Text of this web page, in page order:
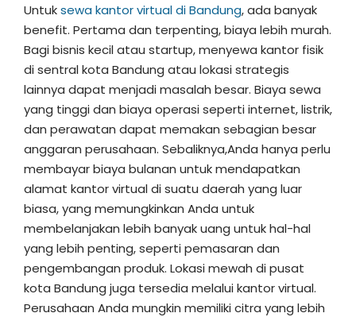
Untuksewa kantor virtual di Bandung, ada banyak
benefit. Pertama dan terpenting, biaya lebih murah.
Bagi bisnis kecil atau startup, menyewa kantor fisik
di sentral kota Bandung atau lokasi strategis
lainnya dapat menjadi masalah besar. Biaya sewa
yang tinggi dan biaya operasi seperti internet, listrik,
dan perawatan dapat memakan sebagian besar
anggaran perusahaan. Sebaliknya,Anda hanya perlu
membayar biaya bulanan untuk mendapatkan
alamat kantor virtual di suatu daerah yang luar
biasa, yang memungkinkan Anda untuk
membelanjakan lebih banyak uang untuk hal-hal
yang lebih penting, seperti pemasaran dan
pengembangan produk. Lokasi mewah di pusat
kota Bandung juga tersedia melalui kantor virtual.
Perusahaan Anda mungkin memiliki citra yang lebih